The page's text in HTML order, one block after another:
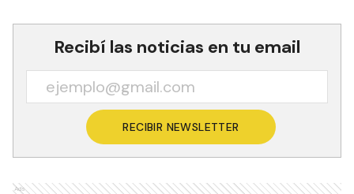
Recibí las noticias en tu email
RECIBIR NEWSLETTER
Ads